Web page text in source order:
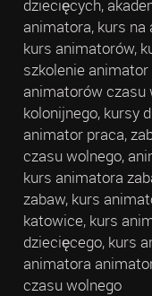
dziecięcych,
animatora, kurs
kurs animatorów,
szkolenie
animatorów czasu
kolonijnego, kursy
animator praca,
czasu wolnego,
kurs animatora
zabaw, kurs
katowice, kurs
dziecięcego, kurs
animatora
czasu wolnego